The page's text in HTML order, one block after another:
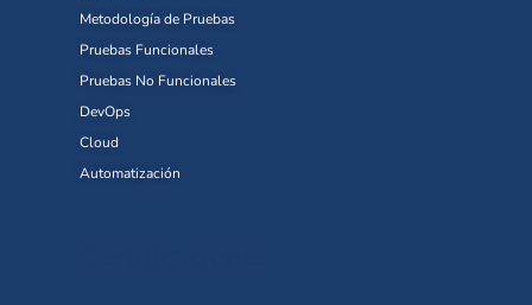
Metodología de Pruebas
Pruebas Funcionales
Pruebas No Funcionales
DevOps
Cloud
Automatización